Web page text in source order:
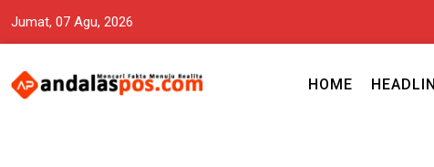
Jumat, 07 Agu, 2026
HOME